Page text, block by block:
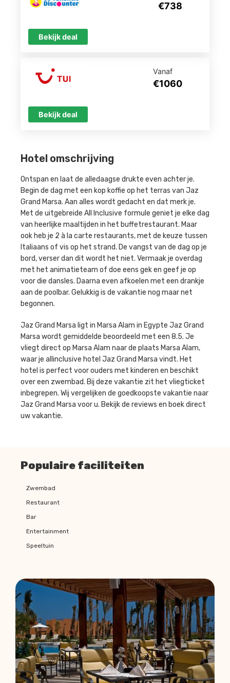
Hotel omschrijving
Ontspan en laat de alledaagse drukte even achter je.
Begin de dag met een kop koffie op het terras van Jaz
Grand Marsa. Aan alles wordt gedacht en dat merk je.
Met de uitgebreide All Inclusive formule geniet je elke dag
van heerlijke maaltijden in het buffetrestaurant. Maar
ook heb je 2 à la carte restaurants, met de keuze tussen
Italiaans of vis op het strand. De vangst van de dag op je
bord, verser dan dit wordt het niet. Vermaak je overdag
met het animatieteam of doe eens gek en geef je op
voor die dansles. Daarna even afkoelen met een drankje
aan de poolbar. Gelukkig is de vakantie nog maar net
begonnen.
Jaz Grand Marsa ligt in Marsa Alam in Egypte Jaz Grand
Marsa wordt gemiddelde beoordeeld met een 8.5. Je
vliegt direct op Marsa Alam naar de plaats Marsa Alam,
waar je allinclusive hotel Jaz Grand Marsa vindt. Het
hotel is perfect voor ouders met kinderen en beschikt
over een zwembad. Bij deze vakantie zit het vliegticket
inbegrepen. Wij vergelijken de goedkoopste vakantie naar
Jaz Grand Marsa voor u. Bekijk de reviews en boek direct
uw vakantie.
€738
Bekijk deal
Vanaf
€1060
Bekijk deal
Populaire faciliteiten
Zwembad
Restaurant
Bar
Entertainment
Speeltuin